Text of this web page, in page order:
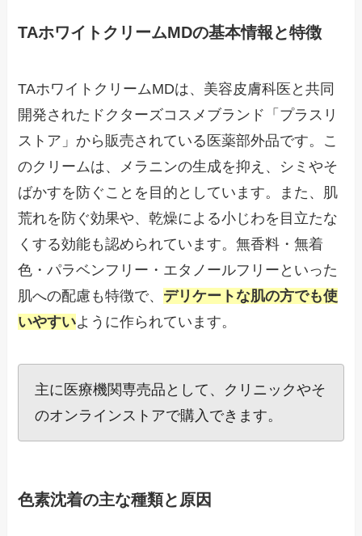
TAホワイトクリームMDの基本情報と特徴
TAホワイトクリームMDは、美容皮膚科医と共同
開発されたドクターズコスメブランド「プラスリ
ストア」から販売されている医薬部外品です。こ
のクリームは、メラニンの生成を抑え、シミやそ
ばかすを防ぐことを目的としています。また、肌
荒れを防ぐ効果や、乾燥による小じわを目立たな
くする効能も認められています。無香料・無着
色・パラベンフリー・エタノールフリーといった
肌への配慮も特徴で、 デリケートな肌の方でも使
いやすいように作られています。
主に医療機関専売品として、クリニックやそ
のオンラインストアで購入できます。
色素沈着の主な種類と原因